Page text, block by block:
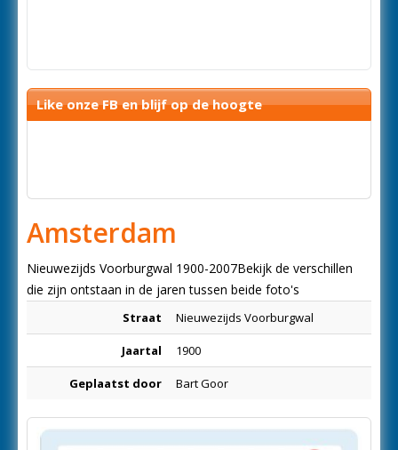
Like onze FB en blijf op de hoogte
Amsterdam
Nieuwezijds Voorburgwal 1900-2007Bekijk de verschillen
die zijn ontstaan in de jaren tussen beide foto's
Straat Nieuwezijds Voorburgwal
Jaartal 1900
Geplaatst door Bart Goor